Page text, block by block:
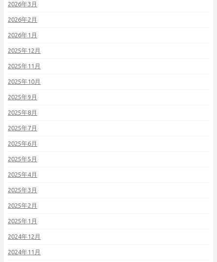
2026年3月
2026年2月
2026年1月
2025年12月
2025年11月
2025年10月
2025年9月
2025年8月
2025年7月
2025年6月
2025年5月
2025年4月
2025年3月
2025年2月
2025年1月
2024年12月
2024年11月